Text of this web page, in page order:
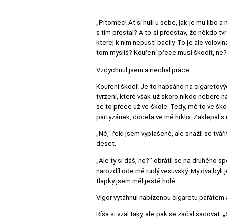
„Pitomec! Ať si hulí u sebe, jak je mu libo
s tím přestal? A to si představ, že někdo
kterej k nim nepustí bacily. To je ale
tom myslíš? Kouření přece musí škodit,
Vzdychnul jsem a nechal práce.
Kouření škodí! Je to napsáno na
tvrzení, které však už skoro nikdo nebere
se to přece už ve škole. Tedy, mě to ve
partyzánek, docela ve mě hrklo. Zaklepal s
„Né,“ řekl jsem vyplašeně, ale snažil se
deset.
„Ale ty si dáš, ne?“ obrátil se na druhého
narozdíl ode mě rudý vesuvský. My dva
tlapky jsem měl ještě holé.
Vigor vytáhnul nabízenou cigaretu
Ríša si vzal taky, ale pak se začal šacovat.